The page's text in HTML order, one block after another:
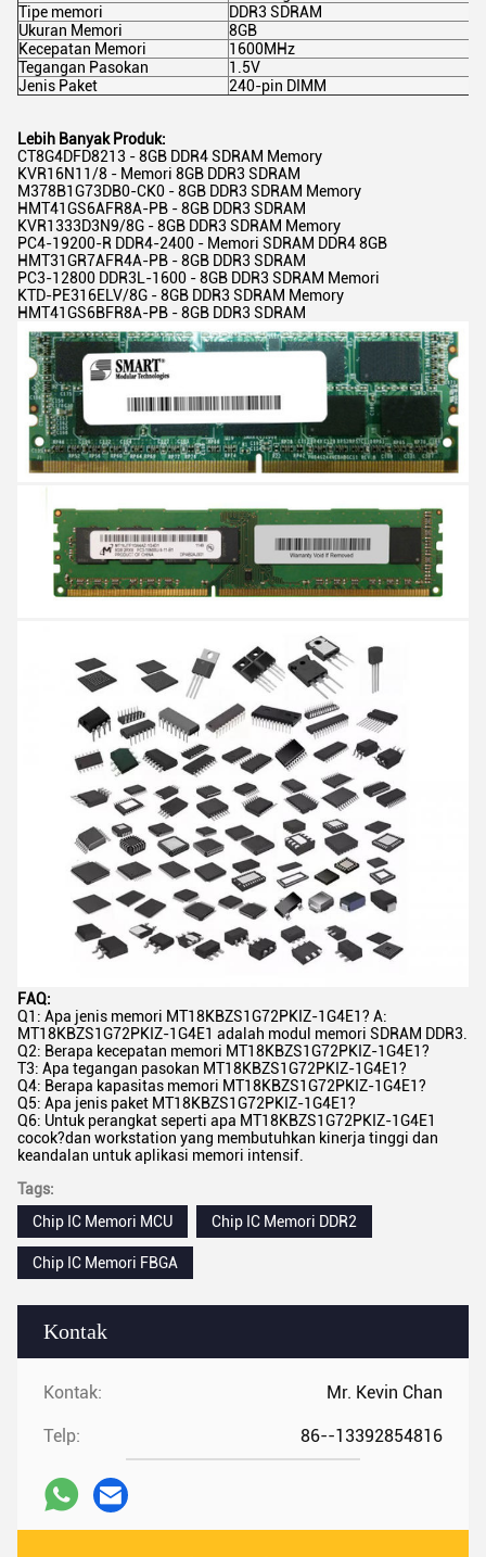
Kontak
Kontak: Mr. Kevin Chan
Telp: 86--13392854816
Tipe memori
DDR3 SDRAM
Ukuran Memori
8GB
Kecepatan Memori
1600MHz
Tegangan Pasokan
1.5V
Jenis Paket
240-pin DIMM
Lebih Banyak Produk:
CT8G4DFD8213 - 8GB DDR4 SDRAM Memory
KVR16N11/8 - Memori 8GB DDR3 SDRAM
M378B1G73DB0-CK0 - 8GB DDR3 SDRAM Memory
HMT41GS6AFR8A-PB - 8GB DDR3 SDRAM
KVR1333D3N9/8G - 8GB DDR3 SDRAM Memory
PC4-19200-R DDR4-2400 - Memori SDRAM DDR4 8GB
HMT31GR7AFR4A-PB - 8GB DDR3 SDRAM
PC3-12800 DDR3L-1600 - 8GB DDR3 SDRAM Memori
KTD-PE316ELV/8G - 8GB DDR3 SDRAM Memory
HMT41GS6BFR8A-PB - 8GB DDR3 SDRAM
FAQ:
Q1: Apa jenis memori MT18KBZS1G72PKIZ-1G4E1? A:
MT18KBZS1G72PKIZ-1G4E1 adalah modul memori SDRAM DDR3.
Q2: Berapa kecepatan memori MT18KBZS1G72PKIZ-1G4E1?
T3: Apa tegangan pasokan MT18KBZS1G72PKIZ-1G4E1?
Q4: Berapa kapasitas memori MT18KBZS1G72PKIZ-1G4E1?
Q5: Apa jenis paket MT18KBZS1G72PKIZ-1G4E1?
Q6: Untuk perangkat seperti apa MT18KBZS1G72PKIZ-1G4E1
cocok?dan workstation yang membutuhkan kinerja tinggi dan
keandalan untuk aplikasi memori intensif.
Tags:
Chip IC Memori MCU
Chip IC Memori DDR2
Chip IC Memori FBGA